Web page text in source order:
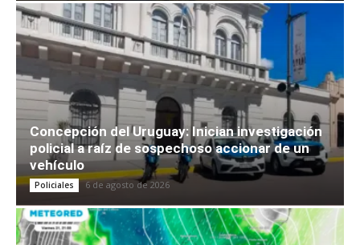
Concepción del Uruguay: Inician investigación
policial a raíz de sospechoso accionar de un
vehículo
Policiales 6 de agosto de 2026